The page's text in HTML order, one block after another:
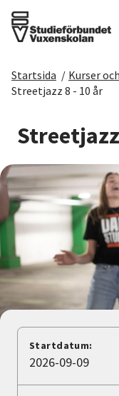
Det här gör vi
För dig som
Sök kurser
Om SV
Starta
Cirkelledare
Nyheter
Avdelningar
Startsida / Kurser
Streetjazz 8 - 10 år
Startdatum:
2026-09-09